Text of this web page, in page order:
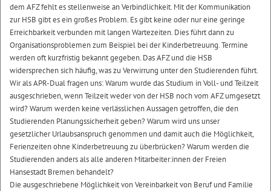
dem AFZ fehlt es stellenweise an Verbindlichkeit. Mit der Kommunikation
zur HSB gibt es ein großes Problem. Es gibt keine oder nur eine geringe
Erreichbarkeit verbunden mit langen Wartezeiten. Dies führt dann zu
Organisationsproblemen zum Beispiel bei der Kinderbetreuung. Termine
werden oft kurzfristig bekannt gegeben. Das AFZ und die HSB
widersprechen sich häufig, was zu Verwirrung unter den Studierenden führt.
Wir als APR-Dual fragen uns: Warum wurde das Studium in Voll- und Teilzeit
ausgeschrieben, wenn Teilzeit weder von der HSB noch vom AFZ umgesetzt
wird? Warum werden keine verlässlichen Aussagen getroffen, die den
Studierenden Planungssicherheit geben? Warum wird uns unser
gesetzlicher Urlaubsanspruch genommen und damit auch die Möglichkeit,
Ferienzeiten ohne Kinderbetreuung zu überbrücken? Warum werden die
Studierenden anders als alle anderen Mitarbeiter:innen der Freien
Hansestadt Bremen behandelt?
Die ausgeschriebene Möglichkeit von Vereinbarkeit von Beruf und Familie